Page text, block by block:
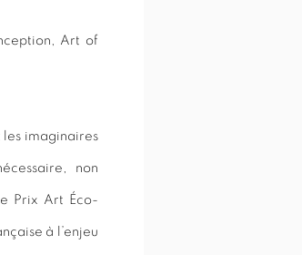
Art of
imaginaires
non
Prix Art Éco-
à l’enjeu